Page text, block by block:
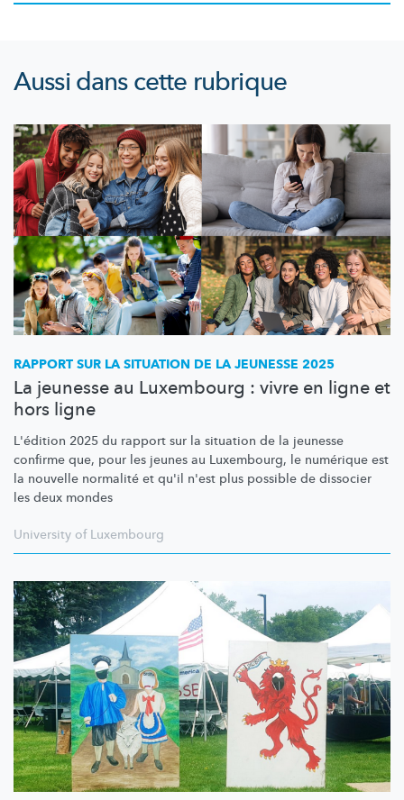
Aussi dans cette rubrique
RAPPORT SUR LA SITUATION DE LA JEUNESSE 2025
La jeunesse au Luxembourg : vivre en ligne et
hors ligne
L'édition 2025 du rapport sur la situation de la jeunesse
confirme que, pour les jeunes au Luxembourg, le numérique est
la nouvelle normalité et qu'il n'est plus possible de dissocier
les deux mondes
University of Luxembourg